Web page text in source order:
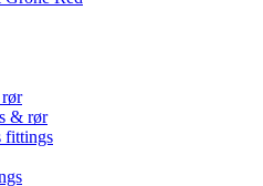
& rør
fittings